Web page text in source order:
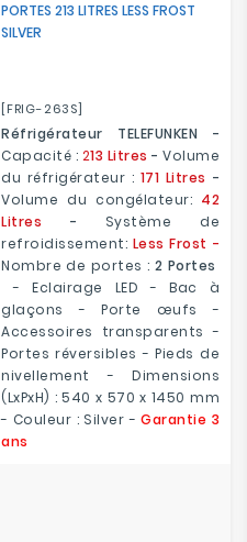
PORTES 213 LITRES LESS FROST
SILVER
[FRIG-263S]
Réfrigérateur TELEFUNKEN -
Capacité : 213 Litres - Volume
du réfrigérateur : 171 Litres -
Volume du congélateur: 42
Litres - Système de
refroidissement: Less Frost -
Nombre de portes : 2 Portes
- Eclairage LED - Bac à
glaçons - Porte œufs -
Accessoires transparents -
Portes réversibles - Pieds de
nivellement - Dimensions
(LxPxH) : 540 x 570 x 1450 mm
- Couleur : Silver -Garantie 3
ans